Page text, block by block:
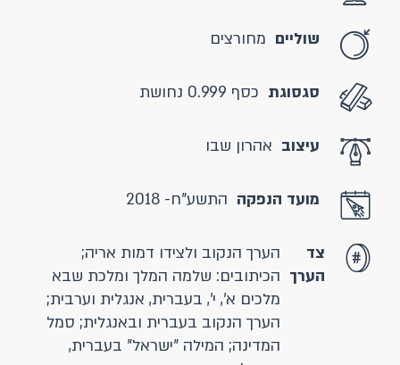
שוליים מחורצים
סגסוגת כסף 0.999 נחושת
עיצוב אהרון שבו
מועד הנפקה התשע"ח- 2018
צד
הערך
הערך הנקוב ולצידו דמות אריה;
הכיתובים: שלמה המלך ומלכת שבא
מלכים א', י', בעברית, אנגלית וערבית;
הערך הנקוב בעברית ובאנגלית; סמל
המדינה; המילה "ישראל" בעברית,